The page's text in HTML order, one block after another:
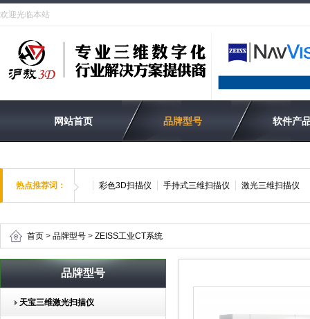
欢迎光临本站
网站首页 品牌型号 软件产
热点推荐词： 彩色3D扫描仪 手持式三维扫描仪 激光三维扫描仪
首页 > 品牌型号 > ZEISS工业CT系统
品牌型号
天宝三维激光扫描仪